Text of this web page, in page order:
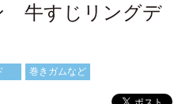
牛すじリングデ
巻きガムなど